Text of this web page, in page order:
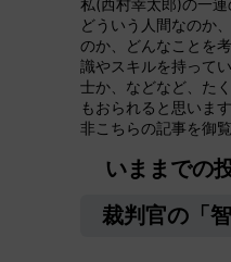
私(西村幸太郎)の一
どういう人間なのか
のか、どんなことを
識やスキルを持って
士か、などなど、た
もおられると思いま
非こちらの記事を御覧
いままでの
裁判官の「